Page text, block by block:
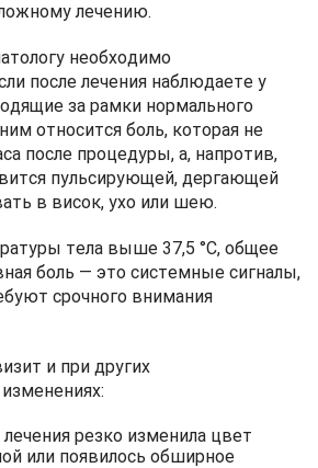
лечению.
необходимо
после лечения наблюдаете у
за рамки нормального
относится боль, которая не
после процедуры, а, напротив,
пульсирующей, дергающей
в висок, ухо или шею.
тела выше 37,5 °C, общее
боль — это системные сигналы,
срочного внимания
и при других
резко изменила цвет
или появилось обширное